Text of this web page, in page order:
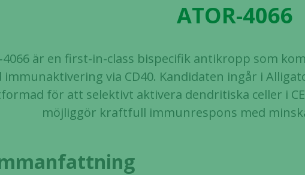
ATOR-4066
är en first-in-class bispecifik antikropp som
immunaktivering via CD40. Kandidaten ingår i
för att selektivt aktivera dendritiska celler i
möjliggör kraftfull immunrespons med